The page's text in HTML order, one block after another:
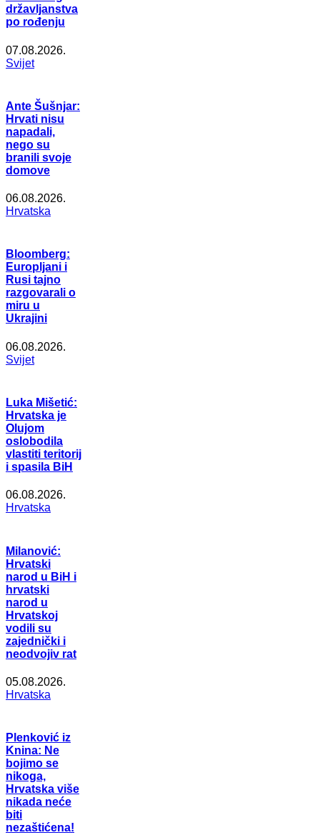
državljanstva
po rođenju
07.08.2026.
Svijet
Ante Šušnjar:
Hrvati nisu
napadali,
nego su
branili svoje
domove
06.08.2026.
Hrvatska
Bloomberg:
Europljani i
Rusi tajno
razgovarali o
miru u
Ukrajini
06.08.2026.
Svijet
Luka Mišetić:
Hrvatska je
Olujom
oslobodila
vlastiti teritorij
i spasila BiH
06.08.2026.
Hrvatska
Milanović:
Hrvatski
narod u BiH i
hrvatski
narod u
Hrvatskoj
vodili su
zajednički i
neodvojiv rat
05.08.2026.
Hrvatska
Plenković iz
Knina: Ne
bojimo se
nikoga,
Hrvatska više
nikada neće
biti
nezaštićena!